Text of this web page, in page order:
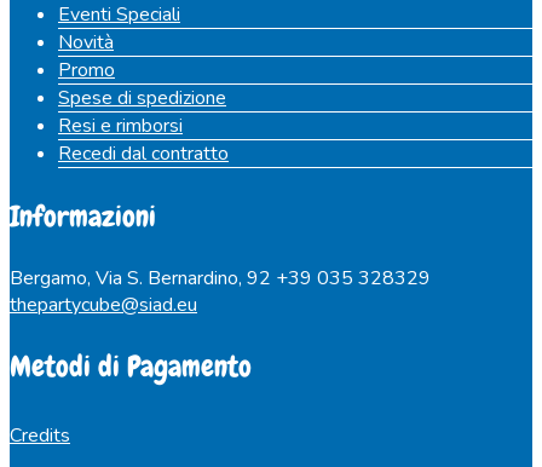
Eventi Speciali
Novità
Promo
Spese di spedizione
Resi e rimborsi
Recedi dal contratto
Informazioni
Bergamo, Via S. Bernardino, 92 +39 035 328329
thepartycube@siad.eu
Metodi di Pagamento
Credits